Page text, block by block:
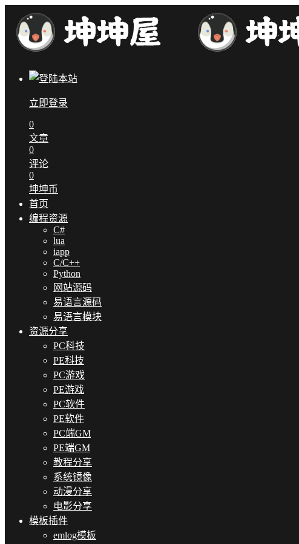
立即登录
0
文章
0
评论
0
坤坤币
首页
编程资源
C#
lua
iapp
C/C++
Python
网站源码
易语言源码
易语言模块
资源分享
PC科技
PE科技
PC游戏
PE游戏
PC软件
PE软件
PC端GM
PE端GM
教程分享
系统镜像
动漫分享
电影分享
模板插件
emlog模板